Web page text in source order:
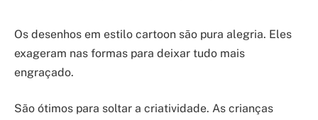
Os desenhos em estilo cartoon são pura alegria. Eles
exageram nas formas para deixar tudo mais
engraçado.
São ótimos para soltar a criatividade. As crianças